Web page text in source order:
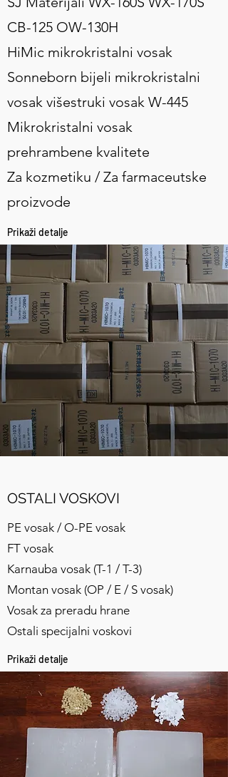
CB-125 OW-130H
HiMic mikrokristalni vosak
Sonneborn bijeli mikrokristalni
vosak višestruki vosak W-445
Mikrokristalni vosak
prehrambene kvalitete
Za kozmetiku / Za farmaceutske
proizvode
Prikaži detalje
OSTALI VOSKOVI
PE vosak / O-PE vosak
FT vosak
Karnauba vosak (T-1 / T-3)
Montan vosak (OP / E / S vosak)
Vosak za preradu hrane
Ostali specijalni voskovi
Prikaži detalje